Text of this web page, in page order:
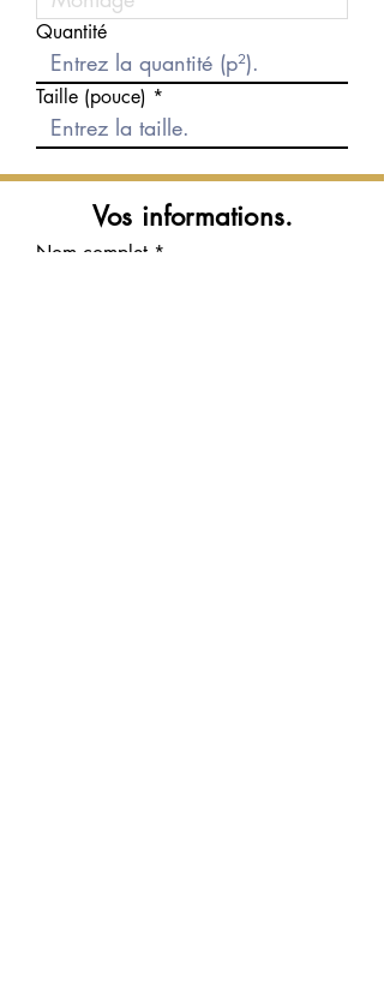
Quantité
Taille (pouce)
Vos informations.
Nom complet